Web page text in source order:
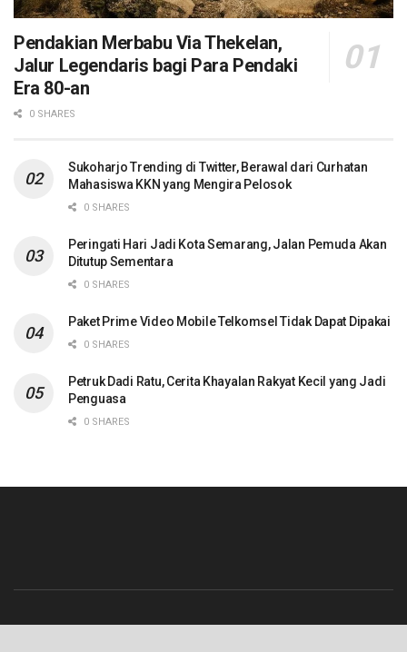
Pendakian Merbabu Via Thekelan,
Jalur Legendaris bagi Para Pendaki
Era 80-an
0 SHARES
Sukoharjo Trending di Twitter, Berawal dari Curhatan
Mahasiswa KKN yang Mengira Pelosok
0 SHARES
Peringati Hari Jadi Kota Semarang, Jalan Pemuda Akan
Ditutup Sementara
0 SHARES
Paket Prime Video Mobile Telkomsel Tidak Dapat Dipakai
0 SHARES
Petruk Dadi Ratu, Cerita Khayalan Rakyat Kecil yang Jadi
Penguasa
0 SHARES